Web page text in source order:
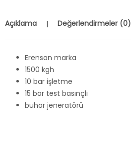
Açıklama Değerlendirmeler (0)
Erensan marka
1500 kgh
10 bar işletme
15 bar test basınçlı
buhar jeneratörü